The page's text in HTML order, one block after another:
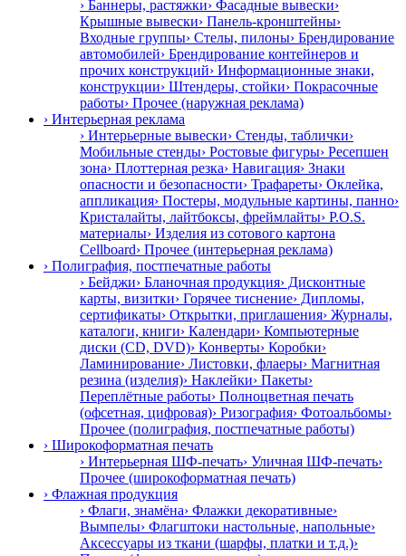
› Баннеры, растяжки› Фасадные вывески›
Крышные вывески› Панель-кронштейны›
Входные группы› Стелы, пилоны› Брендирование
автомобилей› Брендирование контейнеров и
прочих конструкций› Информационные знаки,
конструкции› Штендеры, стойки› Покрасочные
работы› Прочее (наружная реклама)
› Интерьерная реклама
› Интерьерные вывески› Стенды, таблички›
Мобильные стенды› Ростовые фигуры› Ресепшен
зона› Плоттерная резка› Навигация› Знаки
опасности и безопасности› Трафареты› Оклейка,
аппликация› Постеры, модульные картины, панно›
Кристалайты, лайтбоксы, фреймлайты› P.O.S.
материалы› Изделия из сотового картона
Cellboard› Прочее (интерьерная реклама)
› Полиграфия, постпечатные работы
› Бейджи› Бланочная продукция› Дисконтные
карты, визитки› Горячее тиснение› Дипломы,
сертификаты› Открытки, приглашения› Журналы,
каталоги, книги› Календари› Компьютерные
диски (CD, DVD)› Конверты› Коробки›
Ламинирование› Листовки, флаеры› Магнитная
резина (изделия)› Наклейки› Пакеты›
Переплётные работы› Полноцветная печать
(офсетная, цифровая)› Ризография› Фотоальбомы›
Прочее (полиграфия, постпечатные работы)
› Широкоформатная печать
› Интерьерная ШФ-печать› Уличная ШФ-печать›
Прочее (широкоформатная печать)
› Флажная продукция
› Флаги, знамёна› Флажки декоративные›
Вымпелы› Флагштоки настольные, напольные›
Аксессуары из ткани (шарфы, платки и т.д.)›